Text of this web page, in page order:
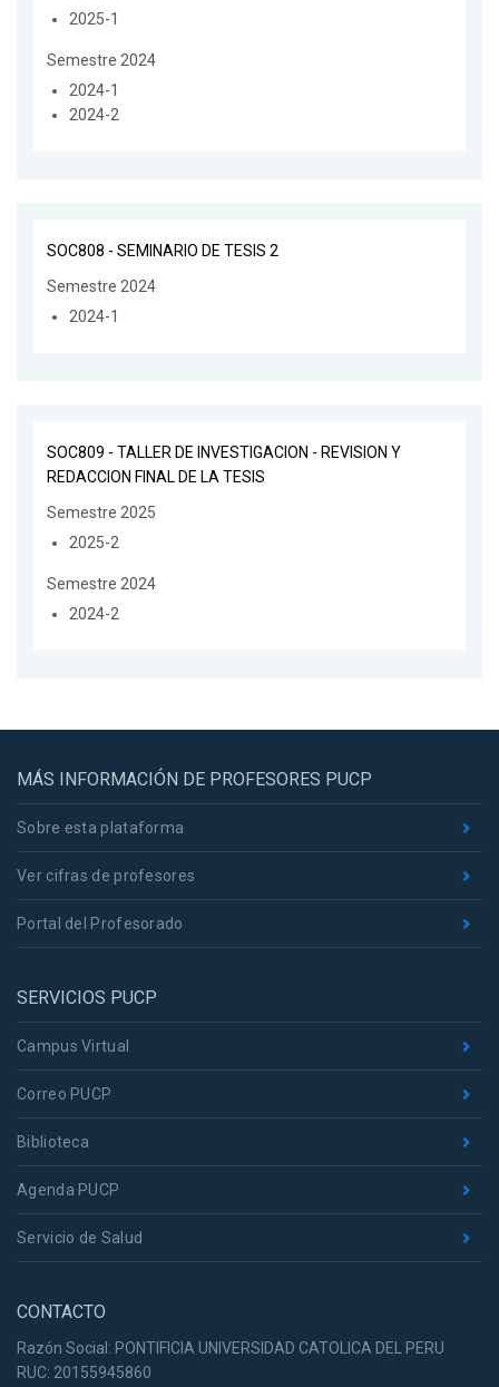
2025-1
Semestre 2024
2024-1
2024-2
SOC808 - SEMINARIO DE TESIS 2
Semestre 2024
2024-1
SOC809 - TALLER DE INVESTIGACION - REVISION Y
REDACCION FINAL DE LA TESIS
Semestre 2025
2025-2
Semestre 2024
2024-2
MÁS INFORMACIÓN DE PROFESORES PUCP
Sobre esta plataforma
Ver cifras de profesores
Portal del Profesorado
SERVICIOS PUCP
Campus Virtual
Correo PUCP
Biblioteca
Agenda PUCP
Servicio de Salud
CONTACTO
Razón Social: PONTIFICIA UNIVERSIDAD CATOLICA DEL PERU
RUC: 20155945860